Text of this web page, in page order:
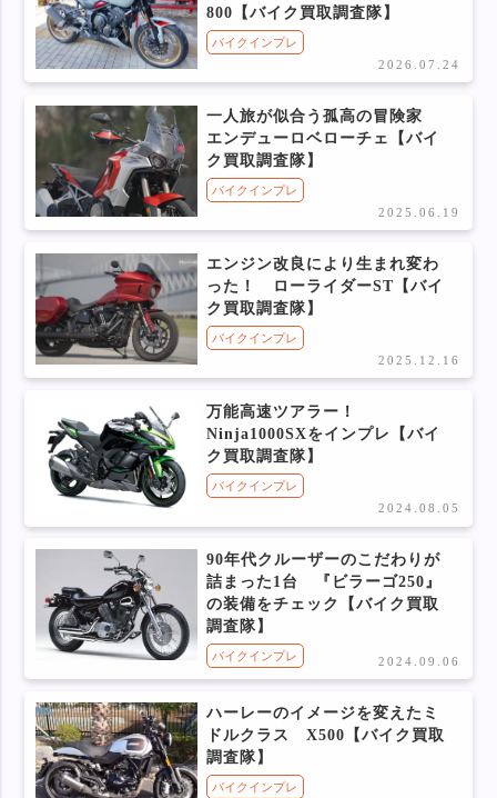
800【バイク買取調査隊】
バイクインプレ
2026.07.24
一人旅が似合う孤高の冒険家
エンデューロベローチェ【バイ
ク買取調査隊】
バイクインプレ
2025.06.19
エンジン改良により生まれ変わ
った！ ローライダーST【バイ
ク買取調査隊】
バイクインプレ
2025.12.16
万能高速ツアラー！
Ninja1000SXをインプレ【バイ
ク買取調査隊】
バイクインプレ
2024.08.05
90年代クルーザーのこだわりが
詰まった1台 『ビラーゴ250』
の装備をチェック【バイク買取
調査隊】
バイクインプレ 2024.09.06
ハーレーのイメージを変えたミ
ドルクラス X500【バイク買取
調査隊】
バイクインプレ